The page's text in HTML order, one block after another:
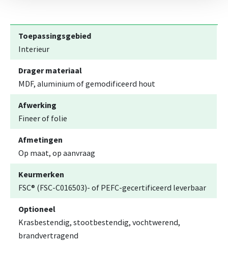
Toepassingsgebied
Interieur
Drager materiaal
MDF, aluminium of gemodificeerd hout
Afwerking
Fineer of folie
Afmetingen
Op maat, op aanvraag
Keurmerken
FSC® (FSC-C016503)- of PEFC-gecertificeerd leverbaar
Optioneel
Krasbestendig, stootbestendig, vochtwerend,
brandvertragend